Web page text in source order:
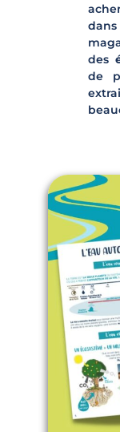
des
de